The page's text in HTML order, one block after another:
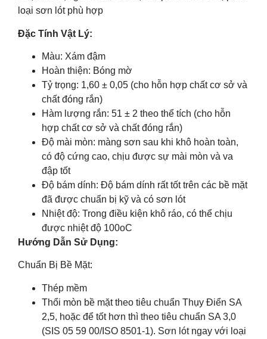
loại sơn lót phù hợp
Đặc Tính Vật Lý:
Màu: Xám đậm
Hoàn thiện: Bóng mờ
Tỷ trọng: 1,60 ± 0,05 (cho hỗn hợp chất cơ sở và
chất đóng rắn)
Hàm lượng rắn: 51 ± 2 theo thể tích (cho hỗn
hợp chất cơ sở và chất đóng rắn)
Độ mài mòn: màng sơn sau khi khô hoàn toàn,
có độ cứng cao, chịu được sự mài mòn và va
đập tốt
Độ bám dính: Độ bám dính rất tốt trên các bề mặt
đã được chuẩn bị kỹ và có sơn lót
Nhiệt độ: Trong điều kiện khô ráo, có thể chịu
được nhiệt độ 100oC
Hướng Dẫn Sử Dụng:
Chuẩn Bị Bề Mặt:
Thép mềm
Thổi mòn bề mặt theo tiêu chuẩn Thụy Điển SA
2,5, hoặc để tốt hơn thì theo tiêu chuẩn SA 3,0
(SIS 05 59 00/ISO 8501-1). Sơn lót ngay với loại